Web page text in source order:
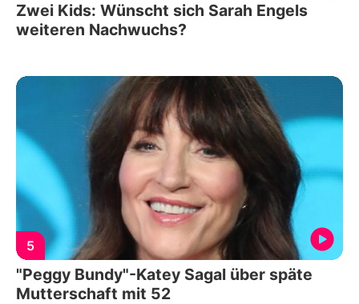
Zwei Kids: Wünscht sich Sarah Engels
weiteren Nachwuchs?
5
"Peggy Bundy"-Katey Sagal über späte
Mutterschaft mit 52